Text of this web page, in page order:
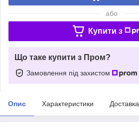
або
Купити з
Що таке купити з Пром?
Замовлення під захистом
Опис Характеристики Доставка